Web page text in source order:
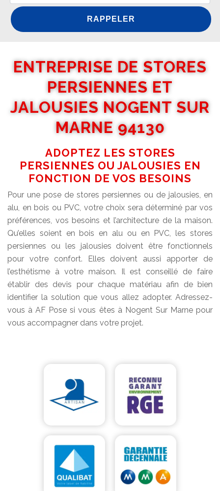
ENTREPRISE DE STORES
PERSIENNES ET
JALOUSIES NOGENT SUR
MARNE 94130
ADOPTEZ LES STORES
PERSIENNES OU JALOUSIES EN
FONCTION DE VOS BESOINS
Pour une pose de stores persiennes ou de jalousies, en
alu, en bois ou PVC, votre choix sera déterminé par vos
préférences, vos besoins et l’architecture de la maison.
Qu’elles soient en bois en alu ou en PVC, les stores
persiennes ou les jalousies doivent être fonctionnels
pour votre confort. Elles doivent aussi apporter de
l’esthétisme à votre maison. Il est conseillé de faire
établir des devis pour chaque matériau afin de bien
identifier la solution que vous allez adopter. Adressez-
vous à AF Pose si vous êtes à Nogent Sur Marne pour
vous accompagner dans votre projet.